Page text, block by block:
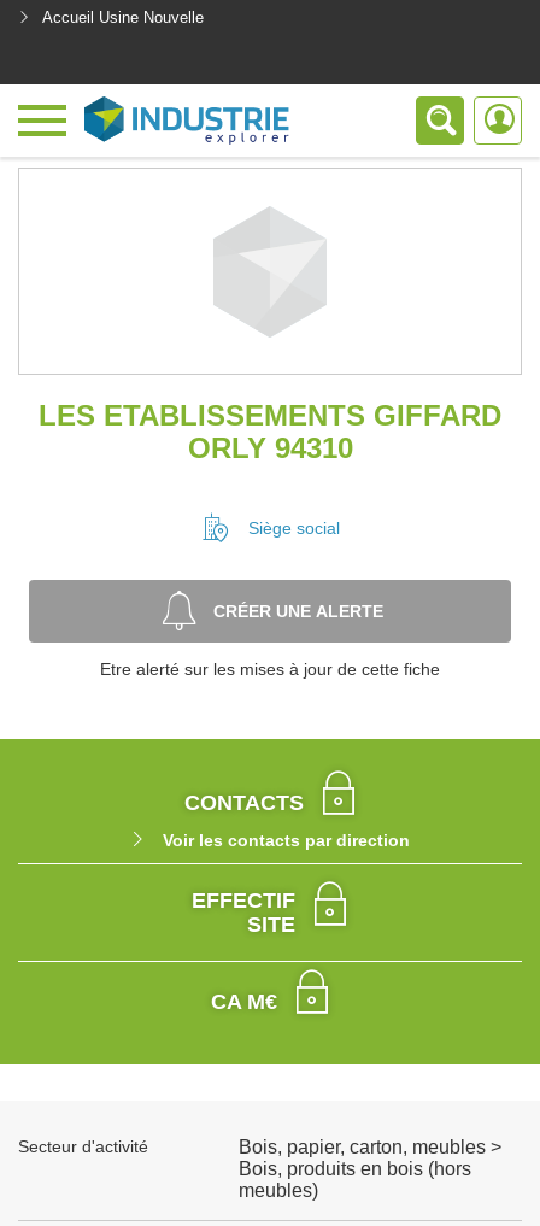
Accueil Usine Nouvelle
LES ETABLISSEMENTS GIFFARD
ORLY 94310
Siège social
CRÉER UNE ALERTE
Etre alerté sur les mises à jour de cette fiche
CONTACTS
Voir les contacts par direction
EFFECTIF
SITE
CA M€
Secteur d'activité
Bois, papier, carton, meubles >
Bois, produits en bois (hors
meubles)